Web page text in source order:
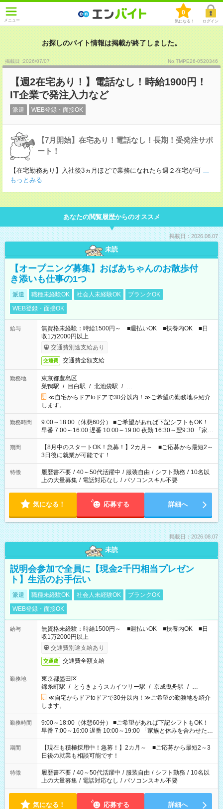
メニュー
0
気になる！ ログイン
お探しのバイト情報は掲載が終了しました。
掲載日 :2026/07/07 No.TMPE26-0520346
【週2在宅あり！】電話なし！時給1900円！
IT企業で発注入力など
派遣 WEB登録・面接OK
【7月開始】在宅あり！電話なし！長期！受発注サポ
ート！
【在宅勤務あり】入社後3ヵ月ほどで業務になれたら週２在宅が可 ...
もっとみる
あなたの閲覧履歴からのオススメ
掲載日：2026.08.07
未読
【オープニング募集】おばあちゃんのお散歩付
き添いも仕事の1つ
派遣 職種未経験OK 社会人未経験OK
ブランクOK
WEB登録・面接OK
給与
無資格未経験：時給1500円～ ■週払いOK ■扶養内OK ■日
収1万2000円以上
交通費別途支給あり
交通費 交通費全額支給
勤務地
東京都豊島区
巣鴨駅 / 目白駅 / 北池袋駅 / …
≪自宅からドアtoドアで30分以内！≫ご希望の勤務地を紹介
します。
勤務時間
9:00～18:00（休憩60分） ■ご希望があれば下記シフトもOK！
早番 7:00～16:00 遅番 10:00～19:00 夜勤 16:30～翌9:30 「家族
と休みを合わせたい」 「余裕を持って夕飯の準備がしたい」
「できれば残業はしたくない」 など、ご希望を教えてください
ね。 ※Wワーク希望の方へ 今ご覧のお仕事で希望する勤務時間
と、もう1つのお仕事の勤務時間。 合計で週40時間を超える場
合は応募できません。
期間
【8月中のスタートOK！急募！】2カ月～ ■ご応募から最短2～
3日後に就業が可能です！
特徴 履歴書不要 / 40～50代活躍中 / 服装自由 / シフト勤務 / 10名以
上の大量募集 / 電話対応なし / パソコンスキル不要
気になる！ 応募する 詳細へ
掲載日：2026.08.07
未読
説明会参加で全員に【現金2千円相当プレゼン
ト】生活のお手伝い
派遣 職種未経験OK 社会人未経験OK
ブランクOK
WEB登録・面接OK
給与
無資格未経験：時給1500円～ ■週払いOK ■扶養内OK ■日
収1万2000円以上
交通費別途支給あり
交通費 交通費全額支給
勤務地
東京都墨田区
錦糸町駅 / とうきょうスカイツリー駅 / 京成曳舟駅 / …
≪自宅からドアtoドアで30分以内！≫ご希望の勤務地を紹介
します。
勤務時間
9:00～18:00（休憩60分） ■ご希望があれば下記シフトもOK！
早番 7:00～16:00 遅番 10:00～19:00 「家族と休みを合わせた
い」 「余裕を持って夕飯の準備がしたい」 「できれば残業はし
たくない」 など、ご希望を教えてくださいね。 ※Wワーク希望
の方へ 今ご覧のお仕事で希望する勤務時間と、もう1つのお仕事
の勤務時間。 合計で週40時間を超える場合は応募できません。
期間
【現在も積極採用中！急募！】2カ月～ ■ご応募から最短2～3
日後の就業も相談可能です！
特徴 履歴書不要 / 40～50代活躍中 / 服装自由 / シフト勤務 / 10名以
上の大量募集 / 電話対応なし / パソコンスキル不要
気になる！ 応募する 詳細へ